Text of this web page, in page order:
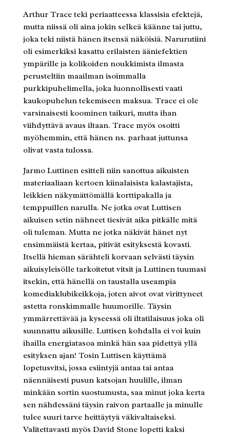
Arthur Trace teki periaatteessa klassisia efektejä,
mutta niissä oli aina jokin selkeä käänne tai juttu,
joka teki niistä hänen itsensä näköisiä. Narurutiini
oli esimerkiksi kasattu erilaisten ääniefektien
ympärille ja kolikoiden noukkimista ilmasta
perusteltiin maailman isoimmalla
purkkipuhelimella, joka luonnollisesti vaati
kaukopuhelun tekemiseen maksua. Trace ei ole
varsinaisesti koominen taikuri, mutta ihan
viihdyttävä avaus iltaan. Trace myös osoitti
myöhemmin, että hänen ns. parhaat juttunsa
olivat vasta tulossa.
Jarmo Luttinen esitteli niin sanottua aikuisten
materiaaliaan kertoen kiinalaisista kalastajista,
leikkien näkymättömällä korttipakalla ja
temppuillen narulla. Ne jotka ovat Luttisen
aikuisen setin nähneet tiesivät aika pitkälle mitä
oli tuleman. Mutta ne jotka näkivät hänet nyt
ensimmäistä kertaa, pitivät esityksestä kovasti.
Itsellä hieman särähteli korvaan selvästi täysin
aikuisyleisölle tarkoitetut vitsit ja Luttinen tuumasi
itsekin, että hänellä on taustalla useampia
komediaklubikeikkoja, joten aivot ovat virittyneet
astetta ronskimmalle huumorille. Täysin
ymmärrettävää ja kyseessä oli iltatilaisuus joka oli
suunnattu aikusille. Luttisen kohdalla ei voi kuin
ihailla energiatasoa minkä hän saa pidettyä yllä
esityksen ajan! Tosin Luttisen käyttämä
lopetusvitsi, jossa esiintyjä antaa tai antaa
näennäisesti pusun katsojan huulille, ilman
minkään sortin suostumusta, saa minut joka kerta
sen nähdessäni täysin raivon partaalle ja minulle
tulee suuri tarve heittäytyä väkivaltaiseksi.
Valitettavasti myös David Stone lopetti kaksi